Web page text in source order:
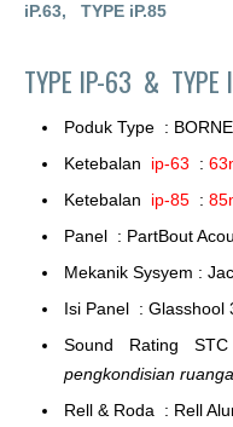
iP.63, TYPE iP.85
TYPE IP-63 & TYPE
Poduk Type :
Ketebalan ip-63 :
Ketebalan ip-85 :
Panel : PartBout
Mekanik Sysyem :
Isi Panel : Glasshool
Sound Rating
pengkondisian
Rell & Roda : Rell